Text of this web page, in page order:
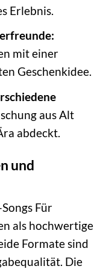
Erlebnis.
mit einer
Geschenkidee.
aus Alt
abdeckt.
und
Für
als hochwertige
Formate sind
Die